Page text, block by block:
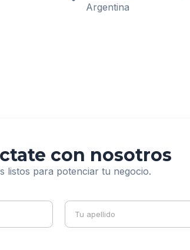
Argentina
con nosotros
listos para potenciar tu negocio.
Nombre